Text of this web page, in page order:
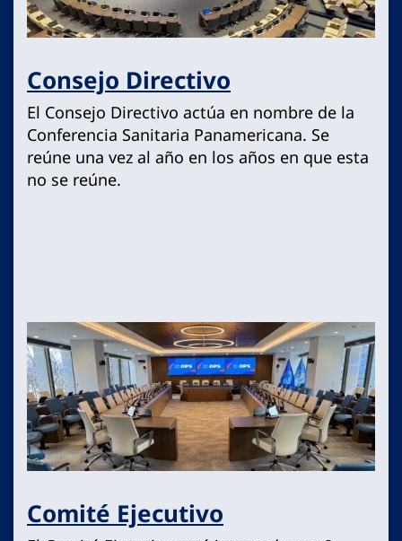
Consejo Directivo
El Consejo Directivo actúa en nombre de la
Conferencia Sanitaria Panamericana. Se
reúne una vez al año en los años en que esta
no se reúne.
Comité Ejecutivo